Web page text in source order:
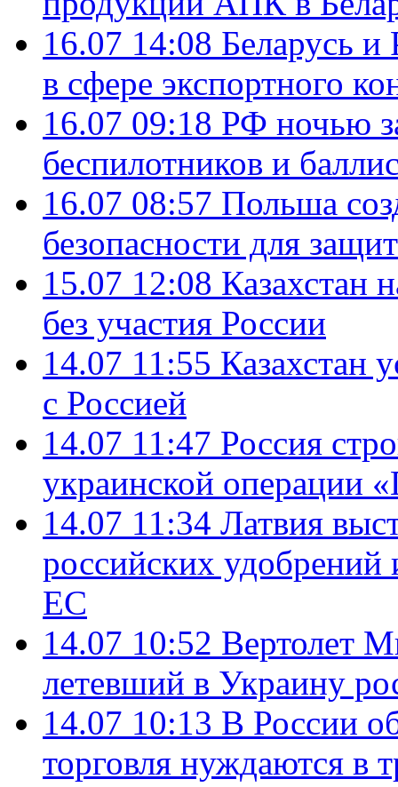
16.07 14:08 Беларусь и
в сфере экспортного
16.07 09:18 РФ ночью
беспилотников и
16.07 08:57 Польша
безопасности для
15.07 12:08 Казахстан
без участия России
14.07 11:55 Казахстан
с Россией
14.07 11:47 Россия
украинской операции
14.07 11:34 Латвия
российских
ЕС
14.07 10:52 Вертолет
летевший в Украину
14.07 10:13 В России
торговля нуждаются в